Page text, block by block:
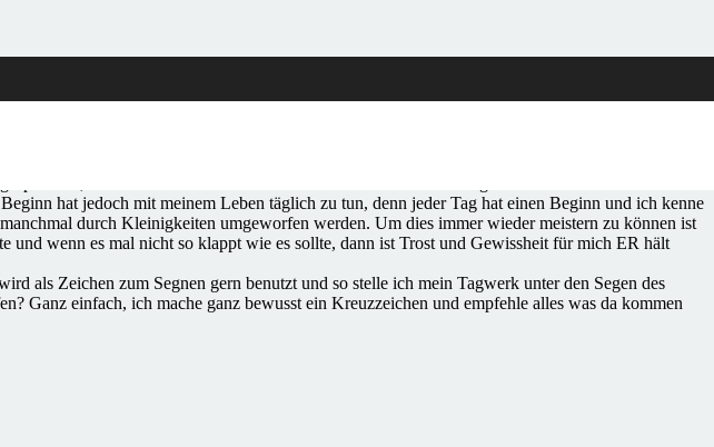
eine schöne Geste. Nur eine Geste? Oder schon ein liebgewordenes Ritual!
hat jedoch mit meinem Leben täglich zu tun, denn jeder Tag hat einen Beginn und ich kenne
durch Kleinigkeiten umgeworfen werden. Um dies immer wieder meistern zu können ist
und wenn es mal nicht so klappt wie es sollte, dann ist Trost und Gewissheit für mich ER hält
als Zeichen zum Segnen gern benutzt und so stelle ich mein Tagwerk unter den Segen des
Ganz einfach, ich mache ganz bewusst ein Kreuzzeichen und empfehle alles was da kommen